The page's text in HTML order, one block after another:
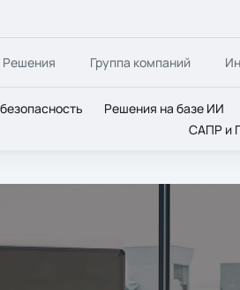
Группа компаний
Решения на базе ИИ
САПР и